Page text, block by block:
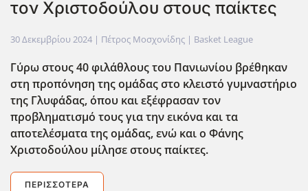
τον Χριστοδούλου στους παίκτες
30 Δεκεμβρίου 2024 | Πέτρος Μοσχονίδης | Basket League
Γύρω στους 40 φιλάθλους του Πανιωνίου βρέθηκαν
στη προπόνηση της ομάδας στο κλειστό γυμναστήριο
της Γλυφάδας, όπου και εξέφρασαν τον
προβληματισμό τους για την εικόνα και τα
αποτελέσματα της ομάδας, ενώ και ο Φάνης
Χριστοδούλου μίλησε στους παίκτες.
ΠΕΡΙΣΣΌΤΕΡΑ